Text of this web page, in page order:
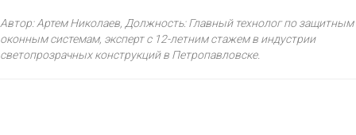
Автор: Артем Николаев, Должность: Главный технолог по защитным
оконным системам, эксперт с 12-летним стажем в индустрии
светопрозрачных конструкций в Петропавловске.